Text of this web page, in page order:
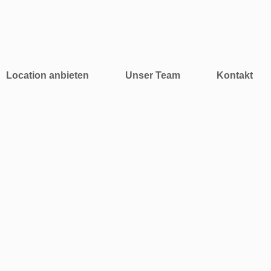
Location anbieten Unser Team Kontakt